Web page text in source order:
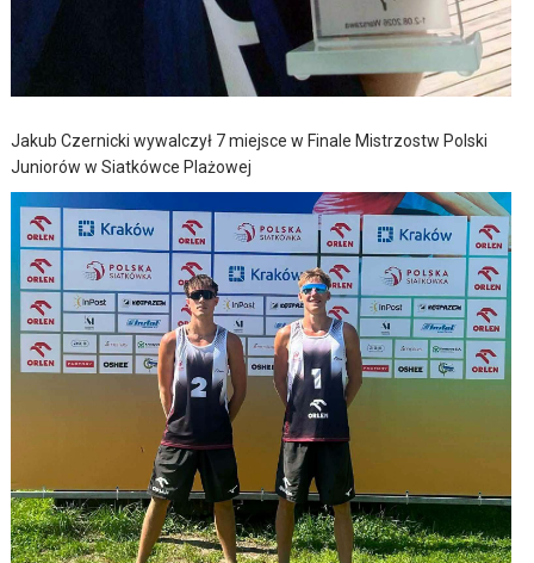
Jakub Czernicki wywalczył 7 miejsce w Finale Mistrzostw Polski
Juniorów w Siatkówce Plażowej